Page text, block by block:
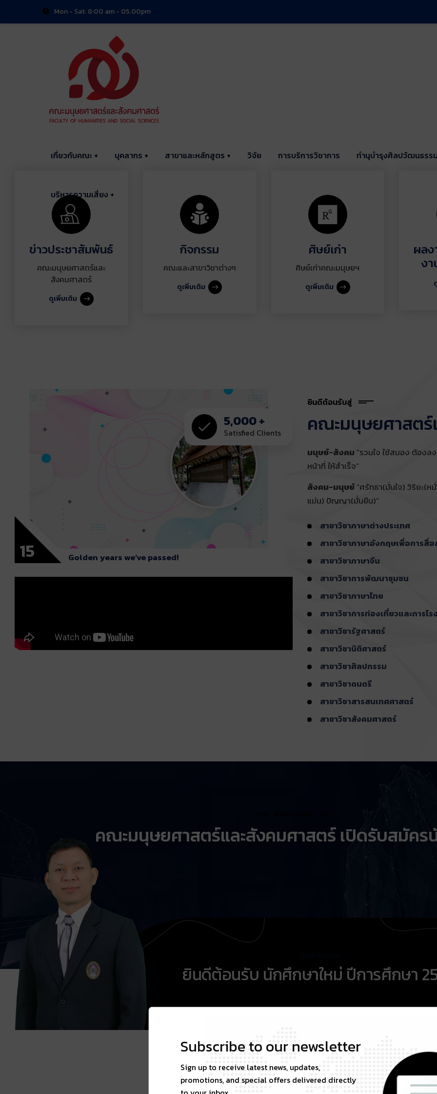
Mon - Sat: 8:00 am - 05.00pm
เกี่ยวกับคณะ บุคลากร สาขาและหลักสูตร วิจัย การบริการวิชาการ ทำนุบำรุงศิลปวัฒนธรร
บริหารความเสี่ยง
ข่าวประชาสัมพันธ์
คณะมนุษยศาสตร์และ
สังคมศาสตร์
ดูเพิ่มเติม
กิจกรรม
คณะและสาขาวิชาต่างๆ
ดูเพิ่มเติม
ศิษย์เก่า
ศิษย์เก่าคณะมนุษยฯ
ดูเพิ่มเติม
ผลง
ง
15
5,000+
Satisfied Clients
Golden years we’ve passed!
ยินดีต้อนรับสู่
คณะมนุษยศาสตร์
มนุษย์-สังคม “รวมใจ ใช้สมอง ต้อง
หน้าที่ ให้สำเร็จ”
สังคม-มนุษย์“ศรัทธา(มั่นใจ) วิริยะ(
แม่น) ปัญญา(มั่นยืน)”
สาขาวิชาภาษาต่างประเทศ
สาขาวิชาภาษาอังกฤษเพื่อการสื่
สาขาวิชาภาษาจีน
สาขาวิชาการพัฒนาชุมชน
สาขาวิชาภาษาไทย
สาขาวิชาการท่องเที่ยวและการโ
สาขาวิชารัฐศาสตร์
สาขาวิชานิติศาสตร์
สาขาวิชาศิลปกรรม
สาขาวิชาดนตรี
สาขาวิชาสารสนเทศศาสตร์
สาขาวิชาสังคมศาสตร์
คณะมนุษยศาสตร์และสังคมศาสตร์ เปิดรับสมัคร
ยินดีต้อนรับ นักศึกษาใหม่ ปีการศึกษา
Countries
Subscribe to our newsletter
Sign up to receive latest news, updates,
promotions, and special offers delivered directly